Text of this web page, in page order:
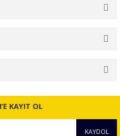
açıklamalarında ve diğer
noktaları öneri formunu
KAYIT OL
KAYDOL